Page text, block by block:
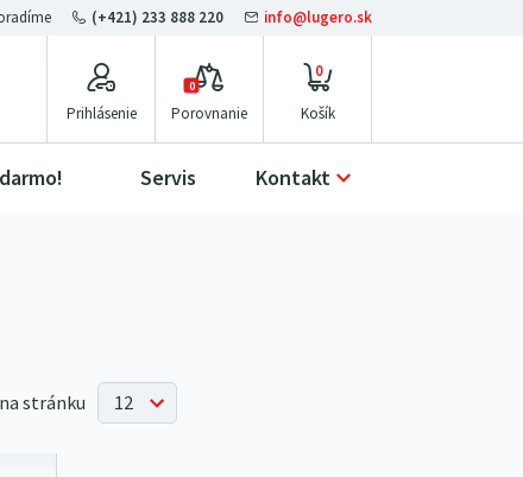
Prihlásenie Porovnanie
0
0
Kontakt
Servis
(+421) 233 888 220 info@lugero.sk
stránku